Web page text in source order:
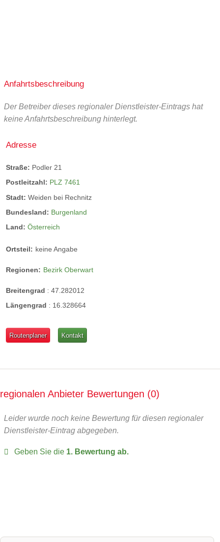
Anfahrtsbeschreibung
Der Betreiber dieses regionaler Dienstleister-Eintrags hat
keine Anfahrtsbeschreibung hinterlegt.
Adresse
Straße: Podler 21
Postleitzahl: PLZ 7461
Stadt: Weiden bei Rechnitz
Bundesland: Burgenland
Land: Österreich
Ortsteil: keine Angabe
Regionen: Bezirk Oberwart
Breitengrad : 47.282012
Längengrad : 16.328664
Routenplaner Kontakt
regionalen Anbieter Bewertungen 0
Leider wurde noch keine Bewertung für diesen regionaler
Dienstleister-Eintrag abgegeben.
Geben Sie die 1. Bewertung ab.